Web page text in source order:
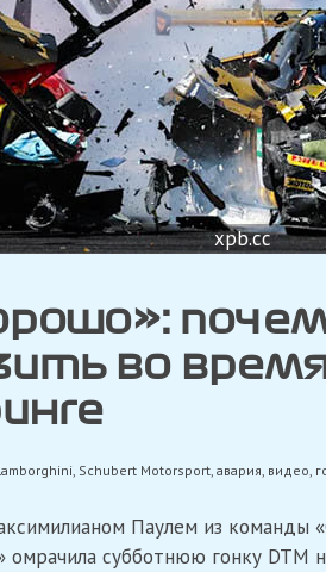
xpb.cc
во
, Schubert Motorsport, авария, видео,
Паулем из команды
омрачила субботнюю гонку DTM